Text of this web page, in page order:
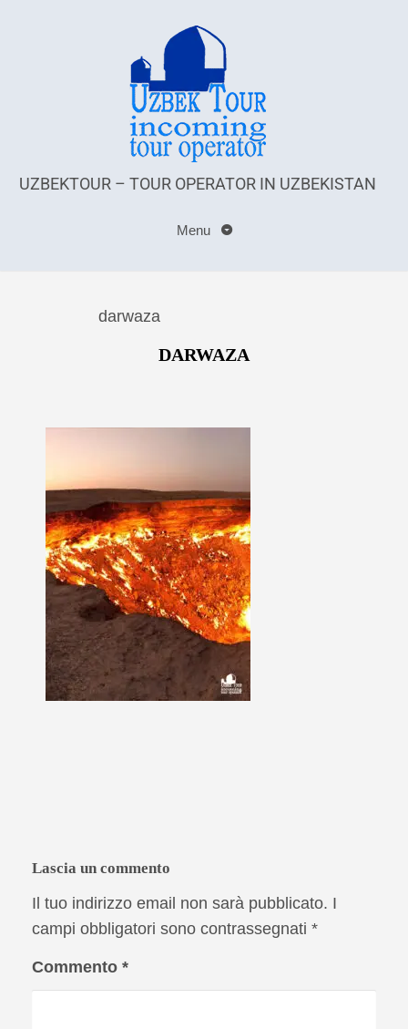
UZBEKTOUR – TOUR OPERATOR IN UZBEKISTAN
Menu
darwaza
DARWAZA
Lascia un commento
Il tuo indirizzo email non sarà pubblicato. I
campi obbligatori sono contrassegnati *
Commento *